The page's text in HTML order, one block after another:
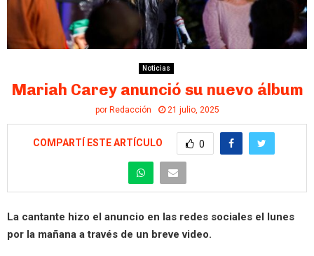
Noticias
Mariah Carey anunció su nuevo álbum
por Redacción 21 julio, 2025
COMPARTÍ ESTE ARTÍCULO 0
La cantante hizo el anuncio en las redes sociales el lunes
por la mañana a través de un breve video.